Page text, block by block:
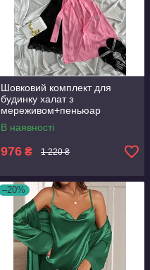
Шовковий комплект для
будинку халат з
мереживом+пеньюар
атлас,шовк
В наявності
976 ₴ 1 220 ₴
–20%